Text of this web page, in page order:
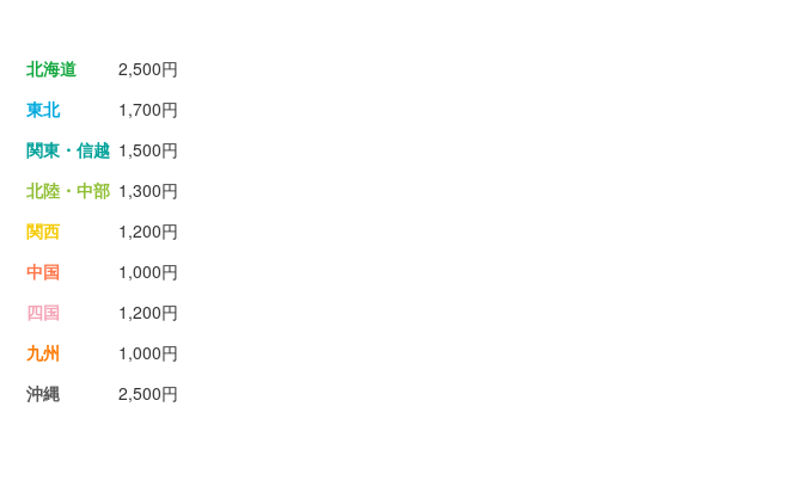
北海道
2,500円
東北
1,700円
関東・信越 1,500円
北陸・中部 1,300円
関西
1,200円
中国
1,000円
四国
1,200円
九州
1,000円
沖縄
2,500円